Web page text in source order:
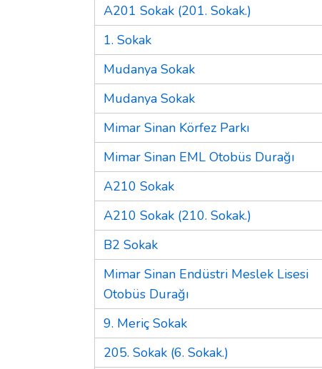
A201 Sokak (201. Sokak.)
1. Sokak
Mudanya Sokak
Mudanya Sokak
Mimar Sinan Körfez Parkı
Mimar Sinan EML Otobüs Durağı
A210 Sokak
A210 Sokak (210. Sokak.)
B2 Sokak
Mimar Sinan Endüstri Meslek Lisesi
Otobüs Durağı
9. Meriç Sokak
205. Sokak (6. Sokak.)